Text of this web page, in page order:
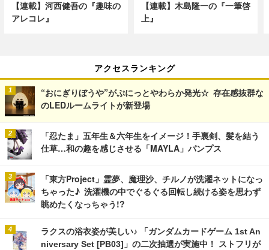
【連載】河西健吾の『趣味の
アレコレ』
【連載】木島隆一の『一筆啓
上』
アクセスランキング
“おにぎりぼうや”がぷにっとやわらか発光☆ 存在感抜群な
のLEDルームライトが新登場
「忍たま」五年生＆六年生をイメージ！手裏剣、髪を結う
仕草…和の趣を感じさせる「MAYLA」パンプス
「東方Project」霊夢、魔理沙、チルノが洗濯ネットになっ
ちゃった♪ 洗濯機の中でぐるぐる回転し続ける姿を思わず
眺めたくなっちゃう!?
ラクスの浴衣姿が美しい♪ 「ガンダムカードゲーム 1st An
niversary Set [PB03]」の二次抽選が実施中！ ストフリが